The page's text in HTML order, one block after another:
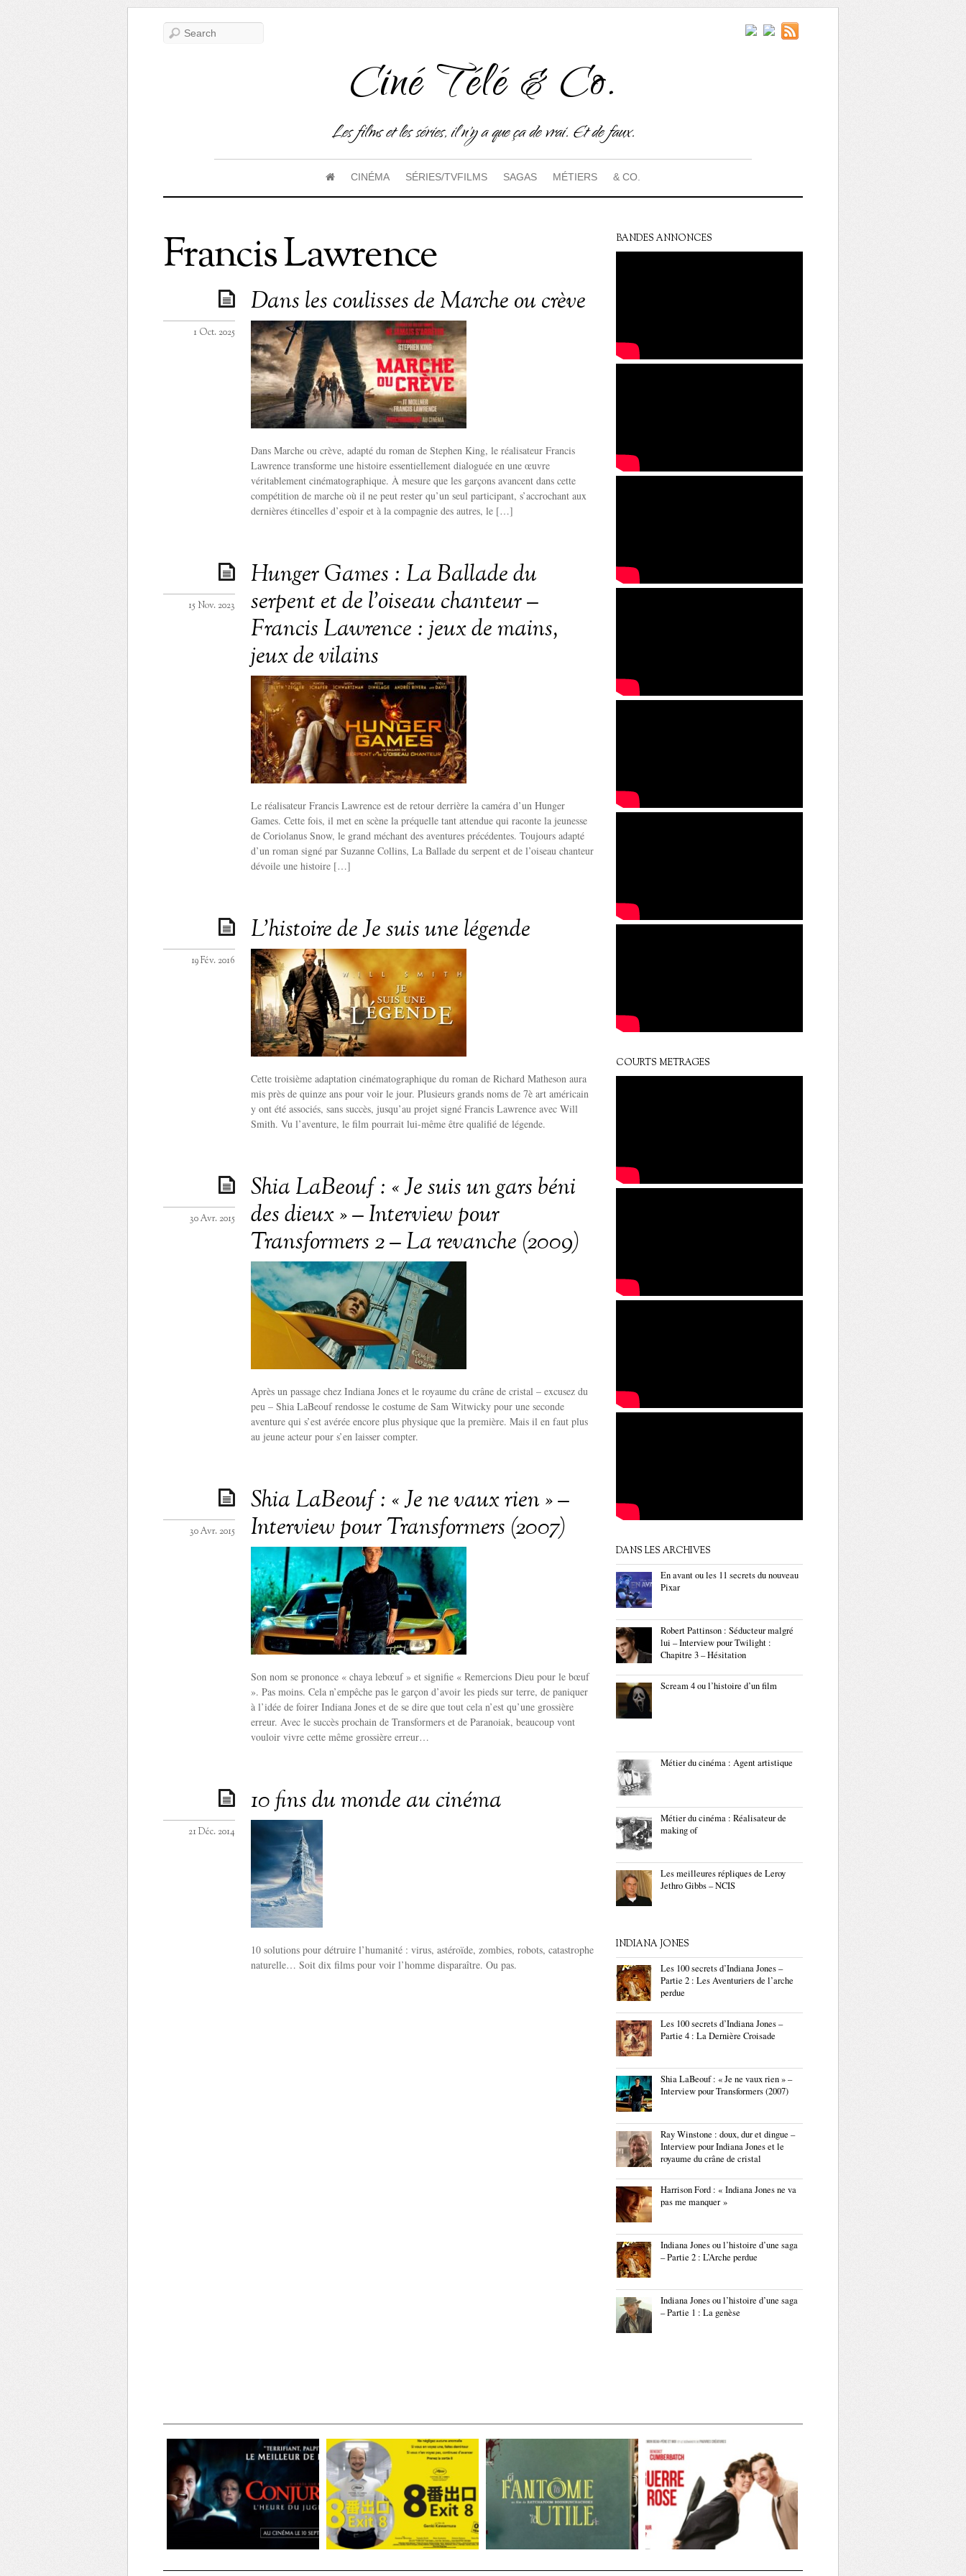
Ciné Télé & Co.
Les films et les séries, il n'y a que ça de vrai. Et de faux.
CINÉMA SÉRIES/TVFILMS SAGAS MÉTIERS & CO.
Francis Lawrence
Dans les coulisses de Marche ou crève
1 Oct. 2025
Dans Marche ou crève, adapté du roman de Stephen King, le réalisateur Francis
Lawrence transforme une histoire essentiellement dialoguée en une œuvre
véritablement cinématographique. À mesure que les garçons avancent dans cette
compétition de marche où il ne peut rester qu’un seul participant, s’accrochant aux
dernières étincelles d’espoir et à la compagnie des autres, le […]
Hunger Games : La Ballade du
serpent et de l’oiseau chanteur –
Francis Lawrence : jeux de mains,
jeux de vilains
15 Nov. 2023
Le réalisateur Francis Lawrence est de retour derrière la caméra d’un Hunger
Games. Cette fois, il met en scène la préquelle tant attendue qui raconte la jeunesse
de Coriolanus Snow, le grand méchant des aventures précédentes. Toujours adapté
d’un roman signé par Suzanne Collins, La Ballade du serpent et de l’oiseau chanteur
dévoile une histoire […]
L’histoire de Je suis une légende
19 Fév. 2016
Cette troisième adaptation cinématographique du roman de Richard Matheson aura
mis près de quinze ans pour voir le jour. Plusieurs grands noms de 7è art américain
y ont été associés, sans succès, jusqu’au projet signé Francis Lawrence avec Will
Smith. Vu l’aventure, le film pourrait lui-même être qualifié de légende.
Shia LaBeouf : « Je suis un gars béni
des dieux » – Interview pour
Transformers 2 – La revanche (2009)
30 Avr. 2015
Après un passage chez Indiana Jones et le royaume du crâne de cristal – excusez du
peu – Shia LaBeouf rendosse le costume de Sam Witwicky pour une seconde
aventure qui s’est avérée encore plus physique que la première. Mais il en faut plus
au jeune acteur pour s’en laisser compter.
Shia LaBeouf : « Je ne vaux rien » –
Interview pour Transformers (2007)
30 Avr. 2015
Son nom se prononce « chaya lebœuf » et signifie « Remercions Dieu pour le bœuf
». Pas moins. Cela n’empêche pas le garçon d’avoir les pieds sur terre, de paniquer
à l’idée de foirer Indiana Jones et de se dire que tout cela n’est qu’une grossière
erreur. Avec le succès prochain de Transformers et de Paranoiak, beaucoup vont
vouloir vivre cette même grossière erreur…
10 fins du monde au cinéma
21 Déc. 2014
10 solutions pour détruire l’humanité : virus, astéroïde, zombies, robots, catastrophe
naturelle… Soit dix films pour voir l’homme disparaître. Ou pas.
BANDES ANNONCES
COURTS METRAGES
DANS LES ARCHIVES
En avant ou les 11 secrets du nouveau
Pixar
Robert Pattinson : Séducteur malgré
lui – Interview pour Twilight :
Chapitre 3 – Hésitation
Scream 4 ou l’histoire d’un film
Métier du cinéma : Agent artistique
Métier du cinéma : Réalisateur de
making of
Les meilleures répliques de Leroy
Jethro Gibbs – NCIS
INDIANA JONES
Les 100 secrets d’Indiana Jones –
Partie 2 : Les Aventuriers de l’arche
perdue
Les 100 secrets d’Indiana Jones –
Partie 4 : La Dernière Croisade
Shia LaBeouf : « Je ne vaux rien » –
Interview pour Transformers (2007)
Ray Winstone : doux, dur et dingue –
Interview pour Indiana Jones et le
royaume du crâne de cristal
Harrison Ford : « Indiana Jones ne va
pas me manquer »
Indiana Jones ou l’histoire d’une saga
– Partie 2 : L’Arche perdue
Indiana Jones ou l’histoire d’une saga
– Partie 1 : La genèse